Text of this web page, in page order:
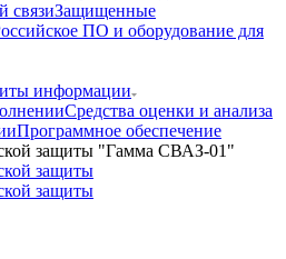
связиЗащищенные
ПО и оборудование для
информации
Средства оценки и анализа
Программное обеспечение
защиты "Гамма СВАЗ-01"